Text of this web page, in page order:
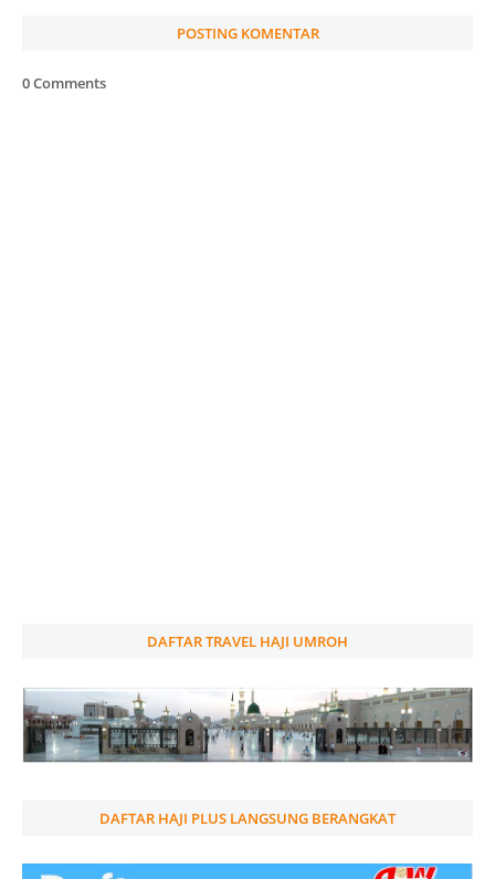
POSTING KOMENTAR
0 Comments
DAFTAR TRAVEL HAJI UMROH
DAFTAR HAJI PLUS LANGSUNG BERANGKAT